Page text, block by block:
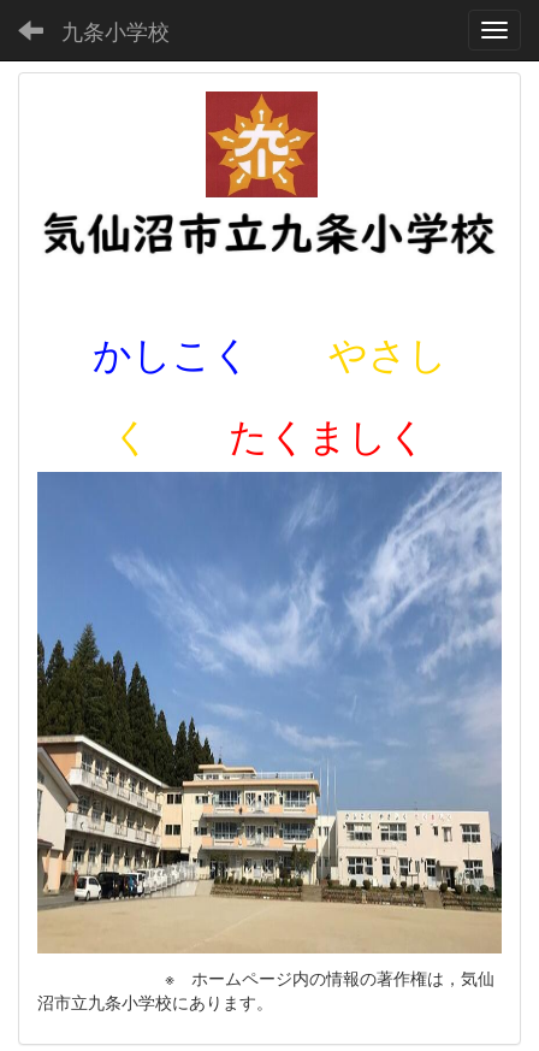
九条小学校
かしこく
やさし
く
たくましく
※ ホームページ内の情報の著作権は，気仙
沼市立九条小学校にあります。